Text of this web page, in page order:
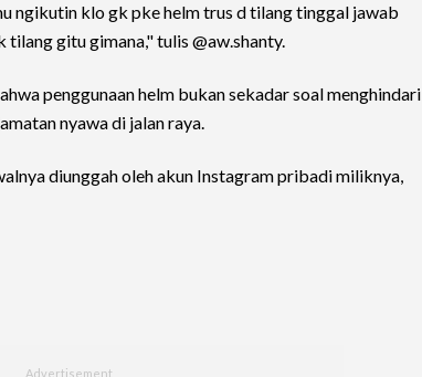
ngikutin klo gk pke helm trus d tilang tinggal jawab
tilang gitu gimana," tulis @aw.shanty.
penggunaan helm bukan sekadar soal menghindari
nyawa di jalan raya.
diunggah oleh akun Instagram pribadi miliknya,